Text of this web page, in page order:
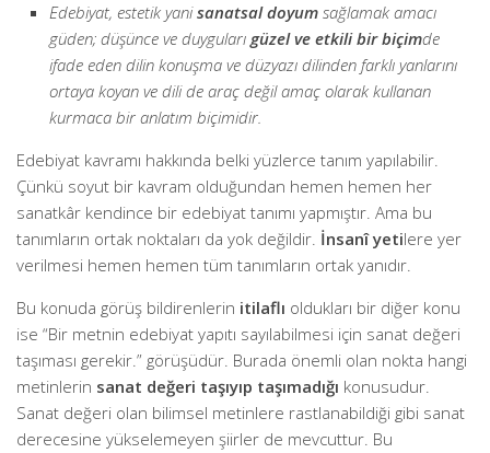
Edebiyat, estetik yanisanatsal doyum sağlamak amacı
güden; düşünce ve duyguları güzel ve etkili bir biçimde
ifade eden dilin konuşma ve düzyazı dilinden farklı yanlarını
ortaya koyan ve dili de araç değil amaç olarak kullanan
kurmaca bir anlatım biçimidir.
Edebiyat kavramı hakkında belki yüzlerce tanım yapılabilir.
Çünkü soyut bir kavram olduğundan hemen hemen her
sanatkâr kendince bir edebiyat tanımı yapmıştır. Ama bu
tanımların ortak noktaları da yok değildir. İnsanî yetilere yer
verilmesi hemen hemen tüm tanımların ortak yanıdır.
Bu konuda görüş bildirenlerin itilaflı oldukları bir diğer konu
ise “Bir metnin edebiyat yapıtı sayılabilmesi için sanat değeri
taşıması gerekir.” görüşüdür. Burada önemli olan nokta hangi
metinlerin sanat değeri taşıyıp taşımadığı konusudur.
Sanat değeri olan bilimsel metinlere rastlanabildiği gibi sanat
derecesine yükselemeyen şiirler de mevcuttur. Bu